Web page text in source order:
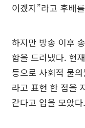
이겠지”라고 후배
하지만 방송 이후
함을 드러냈다. 현
등으로 사회적 물
라고 표현 한 점을
같다고 입을 모았다.